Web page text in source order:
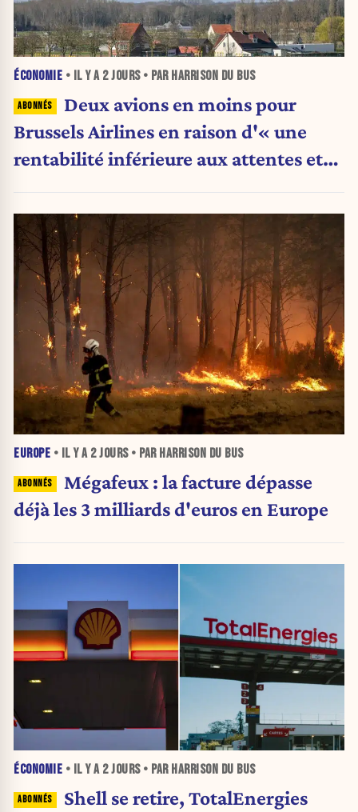
ÉCONOMIE • IL Y A 2 JOURS• PAR HARRISON DU BUS
Deux avions en moins pour
Brussels Airlines en raison d'« une
rentabilité inférieure aux attentes et
EUROPE • IL Y A 2 JOURS• PAR HARRISON DU BUS
Mégafeux : la facture dépasse
déjà les 3 milliards d'euros en Europe
ÉCONOMIE • IL Y A 2 JOURS• PAR HARRISON DU BUS
Shell se retire, TotalEnergies